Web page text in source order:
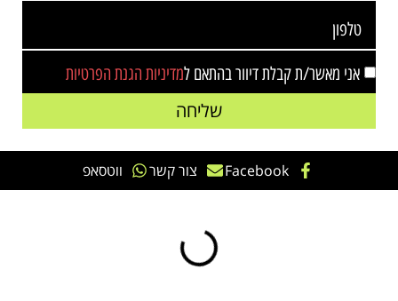
אני מאשר/ת קבלת דיוור בהתאם למדיניות הגנת הפרטיות
שליחה
Facebook צור קשר ווטסאפ